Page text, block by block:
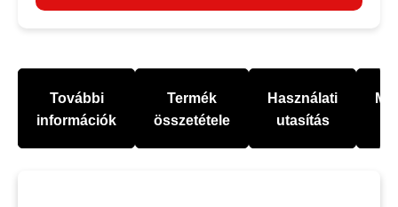
További
információk
Termék
összetétele
Használati
utasítás